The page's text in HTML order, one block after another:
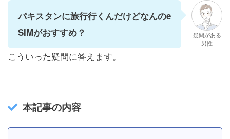
パキスタンに旅行行くんだけどなんのe
SIMがおすすめ？
疑問がある
男性
こういった疑問に答えます。
本記事の内容